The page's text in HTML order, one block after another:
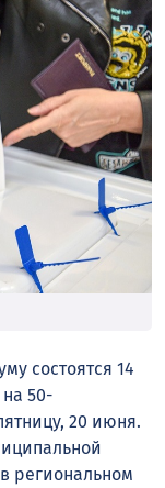
состоятся 14
на 50-
20 июня.
региональном